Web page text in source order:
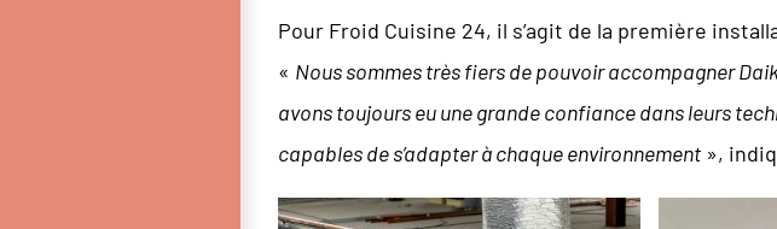
Pour Froid Cuisine 24, il s’agit de la première
« Nous sommes très fiers de pouvoir accompagner
avons toujours eu une grande confiance dans leurs
capables de s’adapter à chaque environnement »,